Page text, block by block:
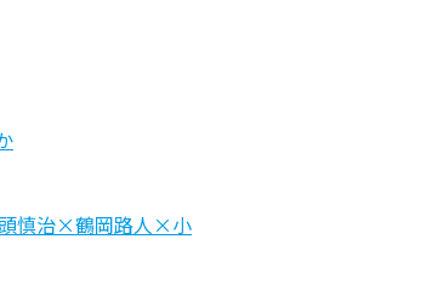
頭慎治×鶴岡路人×小